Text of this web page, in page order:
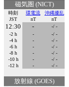
磁気圏 (NICT)
時刻
JST
環電流
nT
沖縄擾乱
nT
12:30 -
-/ -
-2 h
-
-/ -
-4 h
-
-/ -
-6 h
-
-/ -
-8 h
-
-/ -
-10 h
-
-/ -
-12 h
- -/ -
放射線 (GOES)